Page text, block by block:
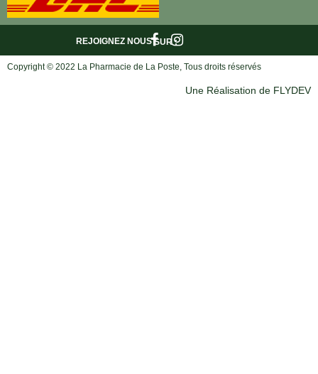
SUR :
REJOIGNEZ NOUS
Copyright © 2022 La Pharmacie de La Poste, Tous droits réservés
Une Réalisation de FLYDEV